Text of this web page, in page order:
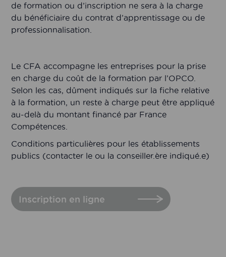
de formation ou d’inscription ne sera à la charge
du bénéficiaire du contrat d’apprentissage ou de
professionnalisation.
Le CFA accompagne les entreprises pour la prise
en charge du coût de la formation par l’OPCO.
Selon les cas, dûment indiqués sur la fiche relative
à la formation, un reste à charge peut être appliqué
au-delà du montant financé par France
Compétences.
Conditions particulières pour les établissements
publics (contacter le ou la conseiller.ère indiqué.e)
Inscription en ligne